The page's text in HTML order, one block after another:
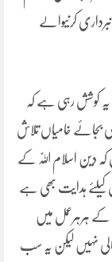
کرنیوالے
کوشش رہی ہے کہ
بجائے خامیاں تلاش
کہ دین اسلام اللّٰہ کے
ہدایت بھی ہے
ہرہرعمل میں
نہیں لیکن یہ سب